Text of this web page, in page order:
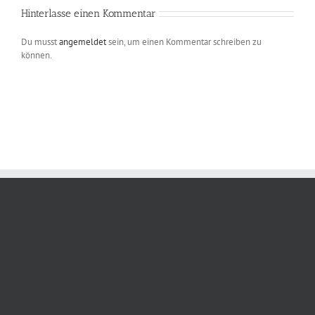
Hinterlasse einen Kommentar
Du musstangemeldetsein, um einen Kommentar schreiben zu
können.